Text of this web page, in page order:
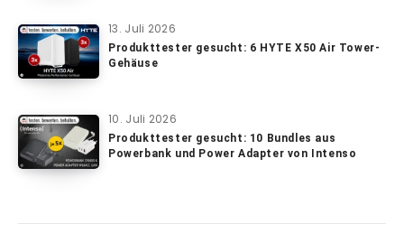
13. Juli 2026
Produkttester gesucht: 6 HYTE X50 Air Tower-
Gehäuse
10. Juli 2026
Produkttester gesucht: 10 Bundles aus
Powerbank und Power Adapter von Intenso